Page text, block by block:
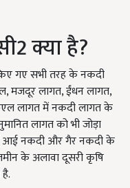
क्या है?
गए सभी तरह के नकदी
मजदूर लागत, ईंधन लागत,
लागत में नकदी लागत के
लागत को भी जोड़ा
आई नकदी और गैर नकदी के
के अलावा दूसरी कृषि